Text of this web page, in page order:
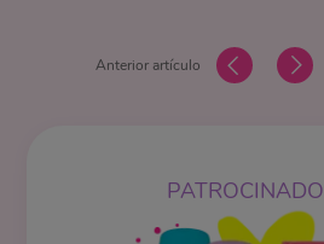
Anterior artículo
PATROCINADO